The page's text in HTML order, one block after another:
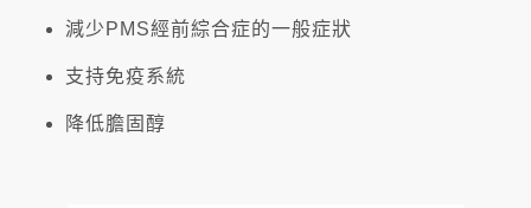
減少PMS經前綜合症的一般症狀
支持免疫系統
降低膽固醇